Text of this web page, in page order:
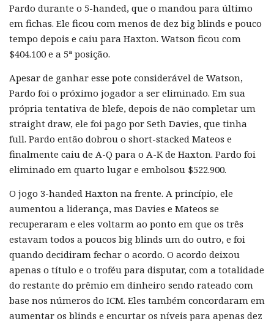
Pardo durante o 5-handed, que o mandou para último
em fichas. Ele ficou com menos de dez big blinds e pouco
tempo depois e caiu para Haxton. Watson ficou com
$404.100 e a 5ª posição.
Apesar de ganhar esse pote considerável de Watson,
Pardo foi o próximo jogador a ser eliminado. Em sua
própria tentativa de blefe, depois de não completar um
straight draw, ele foi pago por Seth Davies, que tinha
full. Pardo então dobrou o short-stacked Mateos e
finalmente caiu de A-Q para o A-K de Haxton. Pardo foi
eliminado em quarto lugar e embolsou $522.900.
O jogo 3-handed Haxton na frente. A princípio, ele
aumentou a liderança, mas Davies e Mateos se
recuperaram e eles voltarm ao ponto em que os três
estavam todos a poucos big blinds um do outro, e foi
quando decidiram fechar o acordo. O acordo deixou
apenas o título e o troféu para disputar, com a totalidade
do restante do prêmio em dinheiro sendo rateado com
base nos números do ICM. Eles também concordaram em
aumentar os blinds e encurtar os níveis para apenas dez